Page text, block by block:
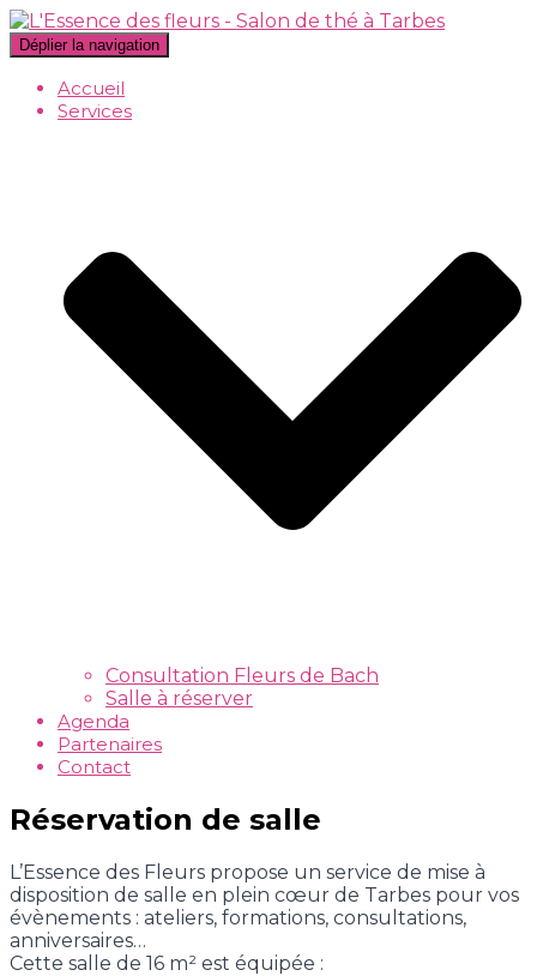
Déplier la navigation
Accueil
Services
Consultation Fleurs de Bach
Salle à réserver
Agenda
Partenaires
Contact
Réservation de salle
L’Essence des Fleurs propose un service de mise à
disposition de salle en plein cœur de Tarbes pour vos
évènements : ateliers, formations, consultations,
anniversaires…
Cette salle de 16 m² est équipée :